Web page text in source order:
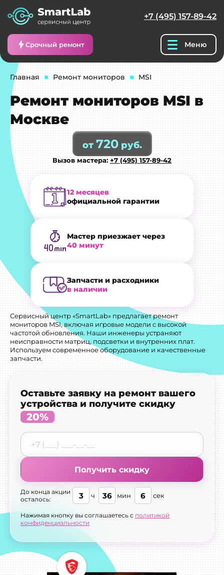
+7 (495) 157-89-42
Срочный ремонт Меню
Главная Ремонт мониторов MSI
Ремонт мониторов MSI в
Москве
от 720руб.
Вызов мастера: +7 (495) 157-89-42
12 месяцев
официальной гарантии
Мастер приезжает через
40 минут
Запчасти и расходники
в наличии
Сервисный центр «SmartLab» предлагает ремонт
мониторов MSI, включая игровые модели с высокой
частотой обновления. Наши инженеры устраняют
неисправности матриц, подсветки и внутренних плат.
Используем современное оборудование и качественные
запчасти.
Оставьте заявку на ремонт вашего
устройства и получите скидку
20%
Получить скидку
До конца акции
осталось:
3 ч 36 мин 5 сек
Нажимая кнопку вы соглашаетесь с политикой
конфиденциальности